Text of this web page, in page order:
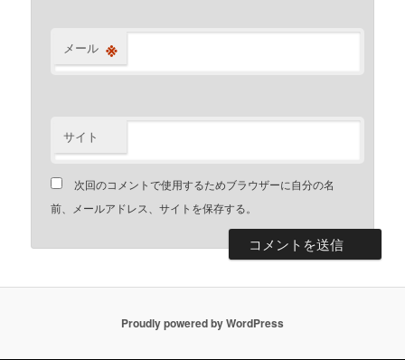
メール ※
サイト
次回のコメントで使用するためブラウザーに自分の名
前、メールアドレス、サイトを保存する。
Proudly powered by WordPress